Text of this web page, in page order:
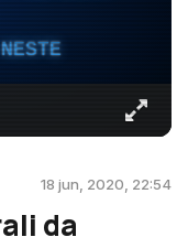
18 jun, 2020, 22:54
da